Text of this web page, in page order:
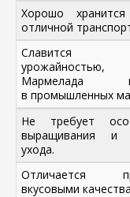
Хорошо
отличной
Славится
Мармелада
в промышленных
Не требует
выращивания и
ухода.
Отличается
вкусовыми